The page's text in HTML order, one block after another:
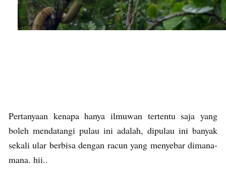
Pertanyaan kenapa hanya ilmuwan tertentu saja yang
boleh mendatangi pulau ini adalah, dipulau ini banyak
sekali ular berbisa dengan racun yang menyebar dimana-
mana. hii..